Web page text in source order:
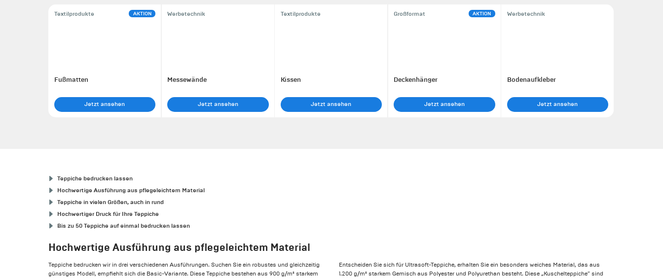
Textilprodukte AKTION
Fußmatten
Jetzt ansehen
Werbetechnik
Messewände
Jetzt ansehen
Textilprodukte
Kissen
Jetzt ansehen
Großformat AKTION
Deckenhänger
Jetzt ansehen
Werbetechnik
Bodenaufkleber
Jetzt ansehen
Teppiche bedrucken lassen
Hochwertige Ausführung aus pflegeleichtem Material
Teppiche in vielen Größen, auch in rund
Hochwertiger Druck für Ihre Teppiche
Bis zu 50 Teppiche auf einmal bedrucken lassen
Hochwertige Ausführung aus pflegeleichtem Material
Teppiche bedrucken wir in drei verschiedenen Ausführungen. Suchen Sie ein robustes und gleichzeitig
günstiges Modell, empfiehlt sich die Basic-Variante. Diese Teppiche bestehen aus 900 g/m² starkem
Entscheiden Sie sich für Ultrasoft-Teppiche, erhalten Sie ein besonders weiches Material, das aus
1.200 g/m² starkem Gemisch aus Polyester und Polyurethan besteht. Diese „Kuschelteppiche“ sind